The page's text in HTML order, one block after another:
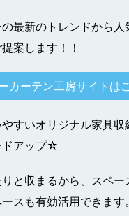
最新のトレンドから人
案します！！
カーテン工房サイトは
すいオリジナル家具収
ドアップ☆
と収まるから、スペー
スも有効活用できます。